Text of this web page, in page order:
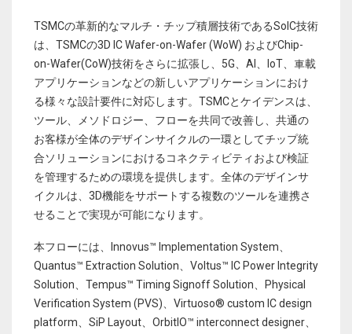
TSMCの革新的なマルチ・チップ積層技術であるSoIC技術
は、TSMCの3D IC Wafer-on-Wafer (WoW) およびChip-
on-Wafer(CoW)技術をさらに拡張し、5G、AI、IoT、車載
アプリケーションなどの新しいアプリケーションにおけ
る様々な設計要件に対応します。TSMCとケイデンスは、
ツール、メソドロジー、フローを共同で改善し、共通の
お客様が全体のデザインサイクルの一環としてチップ統
合ソリューションにおけるコネクティビティおよび検証
を管理するための環境を提供します。全体のデザインサ
イクルは、3D機能をサポートする複数のツールを連携さ
せることで実現が可能になります。
本フローには、Innovus™ Implementation System、
Quantus™ Extraction Solution、Voltus™ IC Power Integrity
Solution、Tempus™ Timing Signoff Solution、Physical
Verification System (PVS)、Virtuoso® custom IC design
platform、SiP Layout、OrbitIO™ interconnect designer、